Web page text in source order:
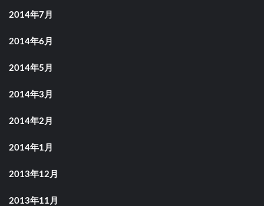
2014年7月
2014年6月
2014年5月
2014年3月
2014年2月
2014年1月
2013年12月
2013年11月